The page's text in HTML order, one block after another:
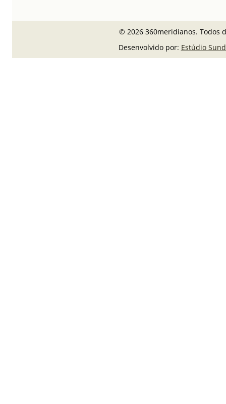
© 2026 360meridianos. Todos
Desenvolvido por: Estúdio